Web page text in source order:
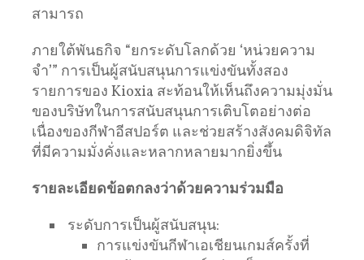
สามารถ
ภายใต้พันธกิจ “ยกระดับโลกด้วย ‘หน่วยความ
จำ’” การเป็นผู้สนับสนุนการแข่งขันทั้งสอง
รายการของ Kioxia สะท้อนให้เห็นถึงความมุ่งมั่น
ของบริษัทในการสนับสนุนการเติบโตอย่างต่อ
เนื่องของกีฬาอีสปอร์ต และช่วยสร้างสังคมดิจิทัล
ที่มีความมั่งคั่งและหลากหลายมากยิ่งขึ้น
รายละเอียดข้อตกลงว่าด้วยความร่วมมือ
ระดับการเป็นผู้สนับสนุน:
การแข่งขันกีฬาเอเชียนเกมส์ครั้งที่